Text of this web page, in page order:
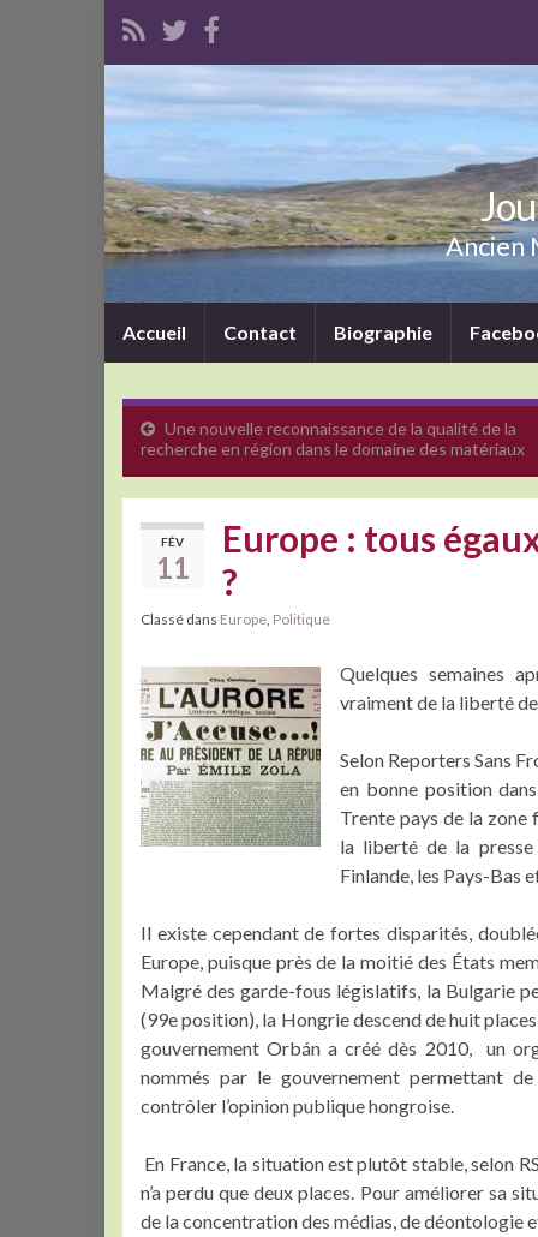
Ancien
Accueil Contact Biographie
Une nouvelle reconnaissance de la qualité de la
recherche en région dans le domaine des matériaux
FÉV
11
Europe : tous
?
Classé dans Europe, Politique
Quelques semaines
vraiment de la liberté
Selon Reporters Sans
en bonne position
Trente pays de la zone
la liberté de la
Finlande, les Pays-Bas
Il existe cependant de fortes disparités,
Europe, puisque près de la moitié des États
Malgré des garde-fous législatifs, la Bulgarie
(99e position), la Hongrie descend de huit
gouvernement Orbán a créé dès 2010, un
nommés par le gouvernement permettant
contrôler l’opinion publique hongroise.
En France, la situation est plutôt stable, selon
n’a perdu que deux places. Pour améliorer sa
de la concentration des médias, de déontologie